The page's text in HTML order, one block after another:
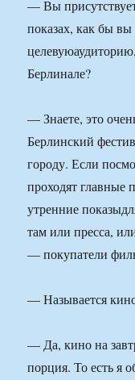
— Вы
показах, как бы вы
Берлинале?
— Знаете, это
Берлинский
городу. Если
проходят главные
утренние
там или пресса,
— покупатели
— Называется
— Да, кино на
порция. То есть я